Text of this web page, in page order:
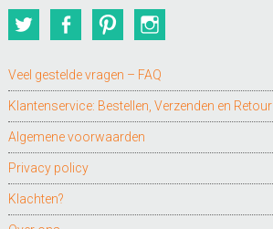
TwitterFacebookPinterest
Veel gestelde vragen – FAQ
Klantenservice: Bestellen, Verzenden en Retour
Algemene voorwaarden
Privacy policy
Klachten?